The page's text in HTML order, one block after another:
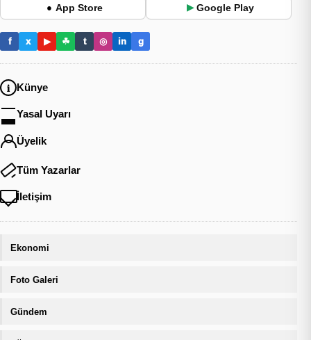
● App Store ▶ Google Play
f x ▶ ☘ t ◎ in g
Künye
Yasal Uyarı
Üyelik
Tüm Yazarlar
İletişim
Ekonomi
Foto Galeri
Gündem